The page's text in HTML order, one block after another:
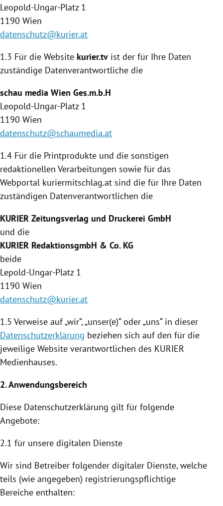
Leopold-Ungar-Platz 1
1190 Wien
datenschutz@kurier.at
1.3 Für die Website kurier.tv ist der für Ihre Daten
zuständige Daten­verantwortliche die
schau media Wien Ges.m.b.H
Leopold-Ungar-Platz 1
1190 Wien
datenschutz@schaumedia.at
1.4 Für die Printprodukte und die sonstigen
redaktionellen Verarbeitungen sowie für das
Webportal kuriermitschlag.at sind die für Ihre Daten
zuständigen Datenverantwortlichen die
KURIER Zeitungsverlag und Druckerei GmbH
und die
KURIER RedaktionsgmbH & Co. KG
beide
Lepold-Ungar-Platz 1
1190 Wien
datenschutz@kurier.at
1.5 Verweise auf „wir“, „unser(e)“ oder „uns“ in dieser
Datenschutzerklärung beziehen sich auf den für die
jeweilige Website verantwortlichen des KURIER
Medienhauses.
2. Anwendungsbereich
Diese Datenschutzerklärung gilt für folgende
Angebote:
2.1 für unsere digitalen Dienste
Wir sind Betreiber folgender digitaler Dienste, welche
teils (wie angegeben) registrierungspflichtige
Bereiche enthalten: